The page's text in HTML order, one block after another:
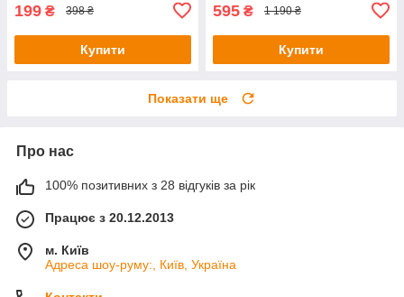
199 ₴ 398 ₴
Купити
595 ₴ 1 190 ₴
Купити
Показати ще
Про нас
100% позитивних з 28 відгуків за рік
Працює з 20.12.2013
м. Київ
Адреса шоу-руму:, Київ, Україна